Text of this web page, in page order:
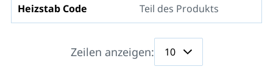
Heizstab Code
Teil des Produkts
Zeilen anzeigen: